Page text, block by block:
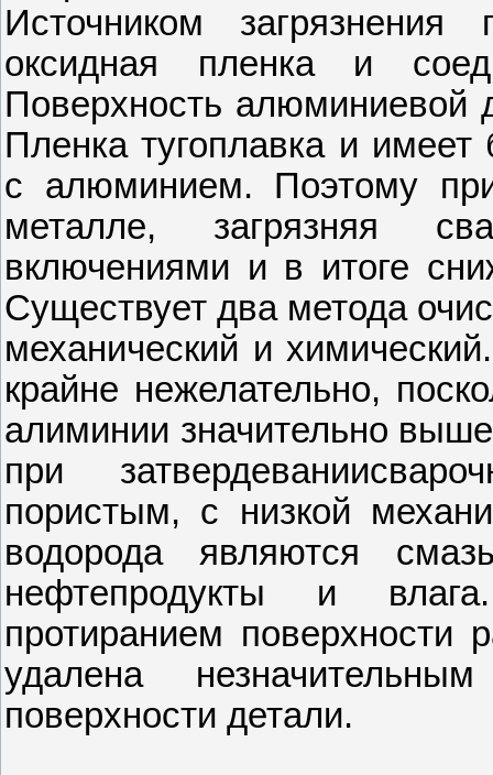
Источником загрязнения
оксидная пленка и
Поверхность алюминиевой
Пленка тугоплавка и
с алюминием. Поэтому
металле, загрязняя
включениями и в итоге
Существует два метода
механический и
крайне нежелательно,
алиминии значительно
при
пористым, с низкой
водорода являются
нефтепродукты и
протиранием поверхности
удалена
поверхности детали.